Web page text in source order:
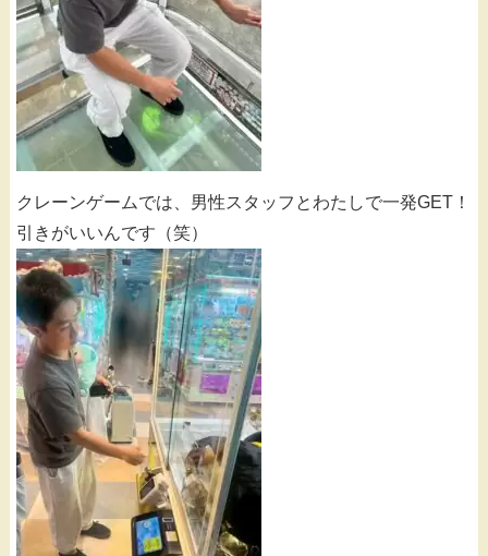
クレーンゲームでは、男性スタッフとわたしで一発GET！
引きがいいんです（笑）